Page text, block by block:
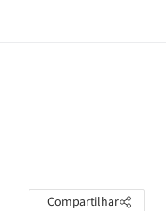
Compartilhar